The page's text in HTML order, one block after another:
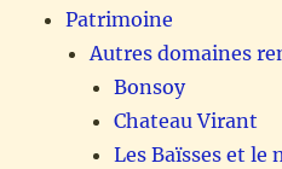
Patrimoine
Autres domaines
Bonsoy
Chateau Virant
Les Baïsses et le